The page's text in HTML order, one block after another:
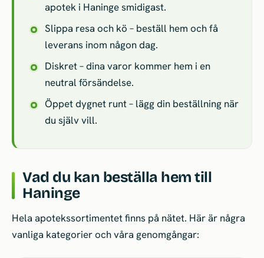
apotek i Haninge smidigast.
Slippa resa och kö – beställ hem och få
leverans inom någon dag.
Diskret – dina varor kommer hem i en
neutral försändelse.
Öppet dygnet runt – lägg din beställning när
du själv vill.
Vad du kan beställa hem till
Haninge
Hela apotekssortimentet finns på nätet. Här är några
vanliga kategorier och våra genomgångar: